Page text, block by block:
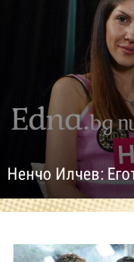
Ненчо Илчев: